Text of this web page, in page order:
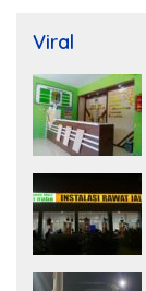
Viral